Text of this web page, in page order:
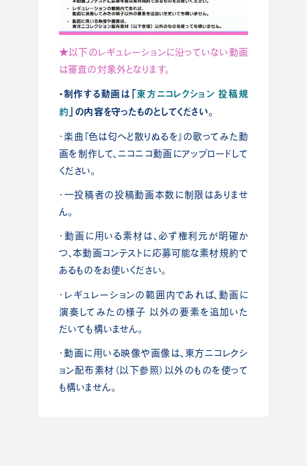
★以下のレギュレーションに沿っていない動画
は審査の対象外となります。
・制作する動画は「東方ニコレクション 投稿規
約 」の内容を守ったものとしてください。
・楽曲『色は匂へど散りぬるを』の歌ってみた動
画を制作して、ニコニコ動画にアップロードして
ください。
・一投稿者の投稿動画本数に制限はありませ
ん。
・動画に用いる素材は、必ず権利元が明確か
つ、本動画コンテストに応募可能な素材規約で
あるものをお使いください。
・レギュレーションの範囲内であれば、動画に
演奏してみたの様子 以外の要素を追加いた
だいても構いません。
・動画に用いる映像や画像は、東方ニコレクシ
ョン配布素材（以下参照）以外のものを使って
も構いません。